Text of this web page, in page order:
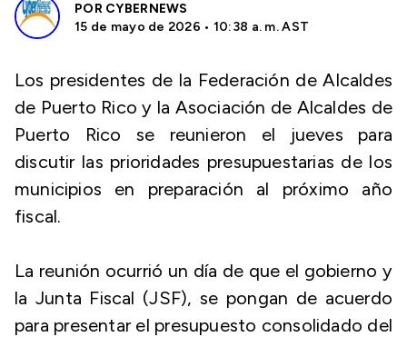
POR CYBERNEWS
15 de mayo de 2026 • 10:38 a. m. AST
Los presidentes de la Federación de Alcaldes
de Puerto Rico y la Asociación de Alcaldes de
Puerto Rico se reunieron el jueves para
discutir las prioridades presupuestarias de los
municipios en preparación al próximo año
fiscal.
La reunión ocurrió un día de que el gobierno y
la Junta Fiscal (JSF), se pongan de acuerdo
para presentar el presupuesto consolidado del